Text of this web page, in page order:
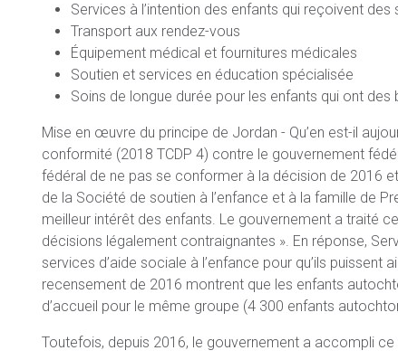
Services à l’intention des enfants qui reçoivent des
Transport aux rendez-vous
Équipement médical et fournitures médicales
Soutien et services en éducation spécialisée
Soins de longue durée pour les enfants qui ont des
Mise en œuvre du principe de Jordan - Qu’en est-il
conformité (2018 TCDP 4) contre le gouvernement
fédéral de ne pas se conformer à la décision de 2016
de la Société de soutien à l’enfance et à la famille de
meilleur intérêt des enfants. Le gouvernement a traité
décisions légalement contraignantes ». En réponse,
services d’aide sociale à l’enfance pour qu’ils
recensement de 2016 montrent que les enfants
d’accueil pour le même groupe (4 300 enfants
Toutefois, depuis 2016, le gouvernement a accompli ce